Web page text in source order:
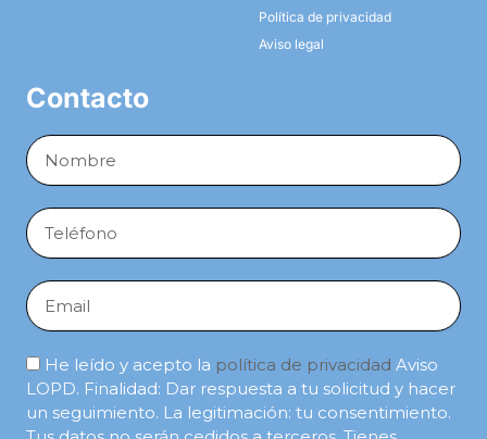
Política de privacidad
Aviso legal
Contacto
Full
Name
Phone
Email
He leído y acepto la política de privacidad Aviso
LOPD. Finalidad: Dar respuesta a tu solicitud y hacer
un seguimiento. La legitimación: tu consentimiento.